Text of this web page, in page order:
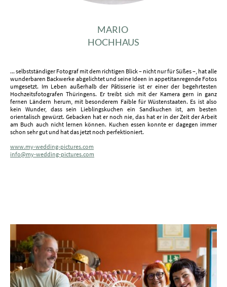
MARIO
HOCHHAUS
... selbstständiger Fotograf mit dem richtigen Blick – nicht nur für Süßes –, hat alle
wunderbaren Backwerke abgelichtet und seine Ideen in appetitanregende Fotos
umgesetzt. Im Leben außerhalb der Pâtisserie ist er einer der begehrtesten
Hochzeitsfotografen Thüringens. Er treibt sich mit der Kamera gern in ganz
fernen Ländern herum, mit besonderem Faible für Wüstenstaaten. Es ist also
kein Wunder, dass sein Lieblingskuchen ein Sandkuchen ist, am besten
orientalisch gewürzt. Gebacken hat er noch nie, das hat er in der Zeit der Arbeit
am Buch auch nicht lernen können. Kuchen essen konnte er dagegen immer
schon sehr gut und hat das jetzt noch perfektioniert.
www.my-wedding-pictures.com
info@my-wedding-pictures.com